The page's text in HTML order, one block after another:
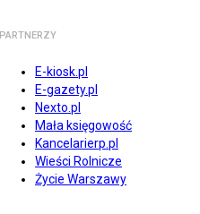
PARTNERZY
E-kiosk.pl
E-gazety.pl
Nexto.pl
Mała księgowość
Kancelarierp.pl
Wieści Rolnicze
Życie Warszawy